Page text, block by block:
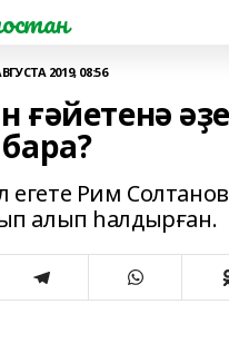
2019, 08:56
ғәйетенә
Рим
алып һалдырған.